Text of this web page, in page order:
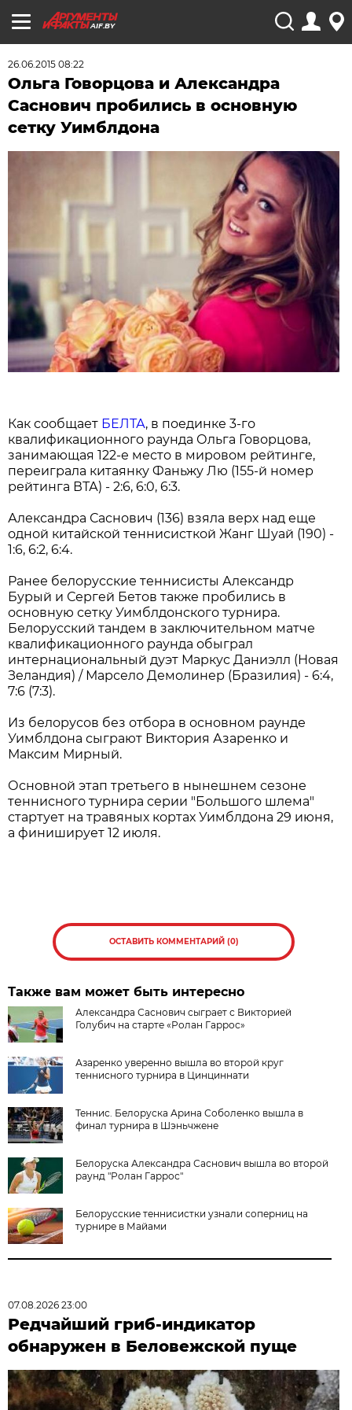
AIF.BY
26.06.2015 08:22
Ольга Говорцова и Александра
Саснович пробились в основную
сетку Уимблдона
Как сообщает БЕЛТА, в поединке 3-го
квалификационного раунда Ольга Говорцова,
занимающая 122-е место в мировом рейтинге,
переиграла китаянку Фаньжу Лю (155-й номер
рейтинга ВТА) - 2:6, 6:0, 6:3.
Александра Саснович (136) взяла верх над еще
одной китайской теннисисткой Жанг Шуай (190) -
1:6, 6:2, 6:4.
Ранее белорусские теннисисты Александр
Бурый и Сергей Бетов также пробились в
основную сетку Уимблдонского турнира.
Белорусский тандем в заключительном матче
квалификационного раунда обыграл
интернациональный дуэт Маркус Даниэлл (Новая
Зеландия) / Марсело Демолинер (Бразилия) - 6:4,
7:6 (7:3).
Из белорусов без отбора в основном раунде
Уимблдона сыграют Виктория Азаренко и
Максим Мирный.
Основной этап третьего в нынешнем сезоне
теннисного турнира серии "Большого шлема"
стартует на травяных кортах Уимблдона 29 июня,
а финиширует 12 июля.
ОСТАВИТЬ КОММЕНТАРИЙ (0)
Также вам может быть интересно
Александра Саснович сыграет с Викторией
Голубич на старте «Ролан Гаррос»
Азаренко уверенно вышла во второй круг
теннисного турнира в Цинциннати
Теннис. Белоруска Арина Соболенко вышла в
финал турнира в Шэньчжене
Белоруска Александра Саснович вышла во второй
раунд "Ролан Гаррос"
Белорусские теннисистки узнали соперниц на
турнире в Майами
07.08.2026 23:00
Редчайший гриб-индикатор
обнаружен в Беловежской пуще